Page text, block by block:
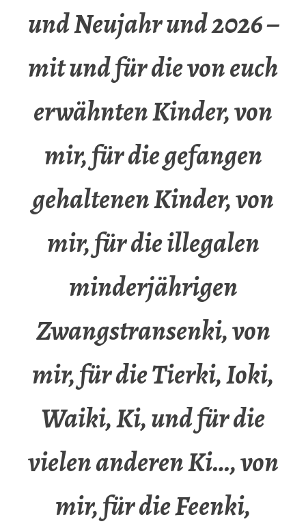
und Neujahr und 2026 –
mit und für die von euch
erwähnten Kinder, von
mir, für die gefangen
gehaltenen Kinder, von
mir, für die illegalen
minderjährigen
Zwangstransenki, von
mir, für die Tierki, Ioki,
Waiki, Ki, und für die
vielen anderen Ki…, von
mir, für die Feenki,